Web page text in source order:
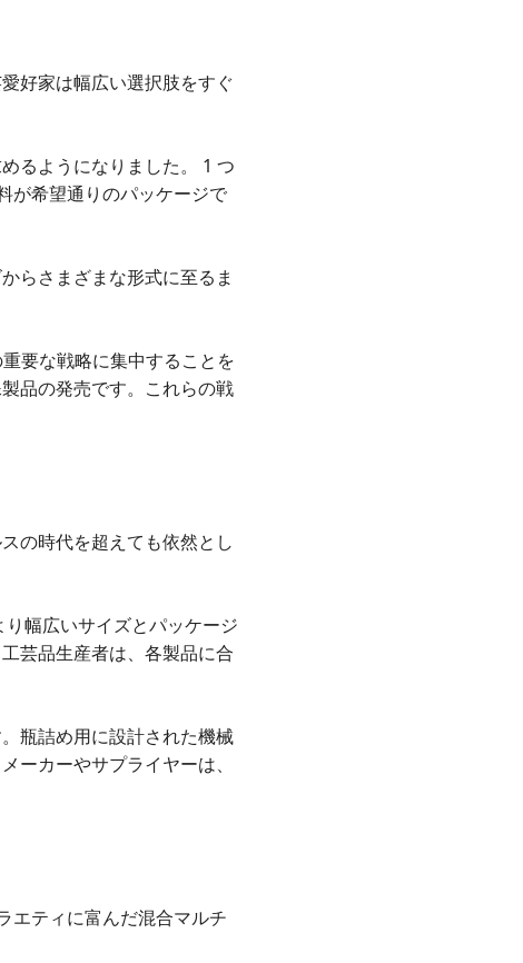
好家は幅広い選択肢をすぐ
るようになりました。 1 つ
が希望通りのパッケージで
らさまざまな形式に至るま
要な戦略に集中することを
品の発売です。これらの戦
の時代を超えても依然とし
幅広いサイズとパッケージ
芸品生産者は、各製品に合
瓶詰め用に設計された機械
ーカーやサプライヤーは、
エティに富んだ混合マルチ